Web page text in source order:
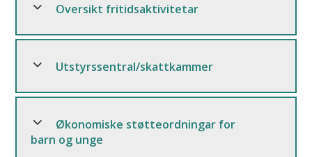
Oversikt fritidsaktivitetar
Utstyrssentral/skattkammer
Økonomiske støtteordningar for
barn og unge